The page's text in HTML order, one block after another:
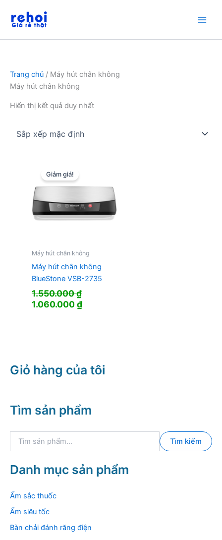
dung
Trang chủ / Máy hút chân không
Máy hút chân không
Hiển thị kết quả duy nhất
Giảm giá!
Máy hút chân không
Máy hút chân không
BlueStone VSB-2735
1.550.000₫
Giá
1.060.000₫Giá
Giỏ hàng của tôi
Tìm sản phẩm
k
i
m
Tìm kiếm
Danh mục sản phẩm
Ấm sắc thuốc
Ấm siêu tốc
Bàn chải đánh răng điện